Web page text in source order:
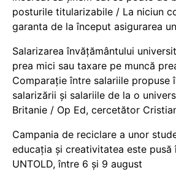
posturile titularizabile / La niciun
garanta de la început asigurarea
Salarizarea învățământului
prea mici sau taxare pe muncă
Comparație între salariile propuse
salarizării și salariile de la o
Britanie / Op Ed, cercetător
Campania de reciclare a unor
educația și creativitatea este pusă
UNTOLD, între 6 și 9 august